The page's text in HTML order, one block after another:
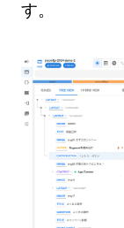
す。